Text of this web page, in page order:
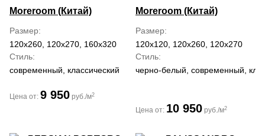
Moreroom (Китай)
Размер
120x260, 120x270, 160x320
Стиль
современный, классический
Цена от: 9 950 руб./м2
Moreroom (Китай)
Размер
120x120, 120x260, 120x270
Стиль
черно-белый, современный,
Цена от: 10 950 руб./м2